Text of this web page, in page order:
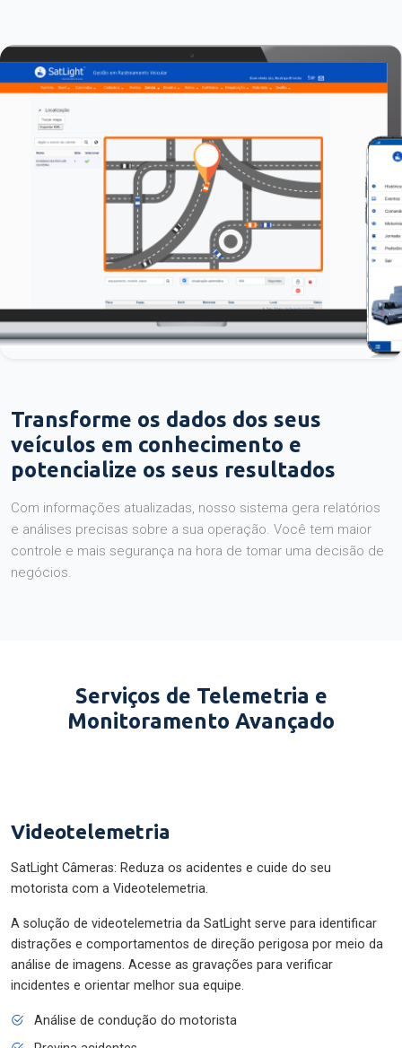
Transforme os dados dos seus
veículos em conhecimento e
potencialize os seus resultados
Com informações atualizadas, nosso sistema gera relatórios
e análises precisas sobre a sua operação. Você tem maior
controle e mais segurança na hora de tomar uma decisão de
negócios.
Serviços de Telemetria e
Monitoramento Avançado
Videotelemetria
SatLight Câmeras: Reduza os acidentes e cuide do seu
motorista com a Videotelemetria.
A solução de videotelemetria da SatLight serve para identificar
distrações e comportamentos de direção perigosa por meio da
análise de imagens. Acesse as gravações para verificar
incidentes e orientar melhor sua equipe.
Análise de condução do motorista